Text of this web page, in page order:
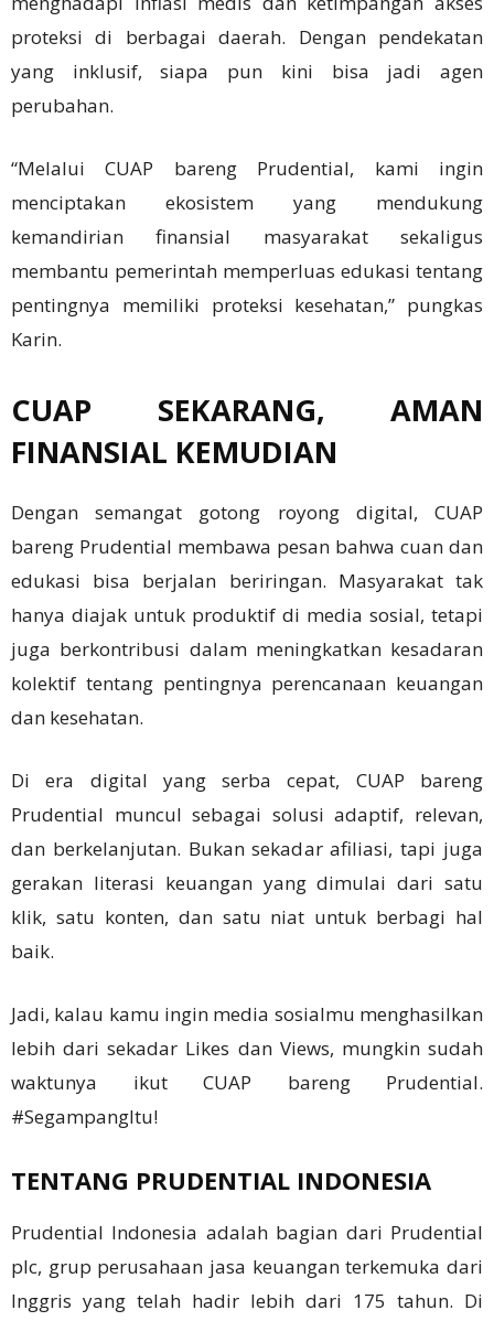
proteksi di berbagai daerah. Dengan pendekatan
yang inklusif, siapa pun kini bisa jadi agen
perubahan.
“Melalui CUAP bareng Prudential, kami ingin
menciptakan ekosistem yang mendukung
kemandirian finansial masyarakat sekaligus
membantu pemerintah memperluas edukasi tentang
pentingnya memiliki proteksi kesehatan,” pungkas
Karin.
CUAP SEKARANG, AMAN
FINANSIAL KEMUDIAN
Dengan semangat gotong royong digital, CUAP
bareng Prudential membawa pesan bahwa cuan dan
edukasi bisa berjalan beriringan. Masyarakat tak
hanya diajak untuk produktif di media sosial, tetapi
juga berkontribusi dalam meningkatkan kesadaran
kolektif tentang pentingnya perencanaan keuangan
dan kesehatan.
Di era digital yang serba cepat, CUAP bareng
Prudential muncul sebagai solusi adaptif, relevan,
dan berkelanjutan. Bukan sekadar afiliasi, tapi juga
gerakan literasi keuangan yang dimulai dari satu
klik, satu konten, dan satu niat untuk berbagi hal
baik.
Jadi, kalau kamu ingin media sosialmu menghasilkan
lebih dari sekadar Likes dan Views, mungkin sudah
waktunya ikut CUAP bareng Prudential.
#SegampangItu!
TENTANG PRUDENTIAL INDONESIA
Prudential Indonesia adalah bagian dari Prudential
plc, grup perusahaan jasa keuangan terkemuka dari
Inggris yang telah hadir lebih dari 175 tahun. Di